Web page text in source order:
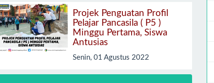
Projek Penguatan Profil
Pelajar Pancasila ( P5 )
Minggu Pertama, Siswa
Antusias
Senin, 01 Agustus 2022